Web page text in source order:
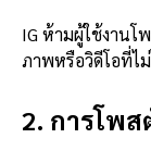
IG ห้ามผู้ใช้งานโ
ภาพหรือวิดีโอที่ไ
2. การโพ